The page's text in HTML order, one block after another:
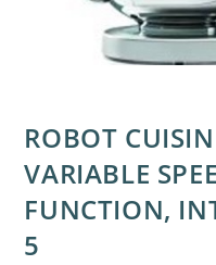
ROBOT
VARIABLE
FUNCTION,
5